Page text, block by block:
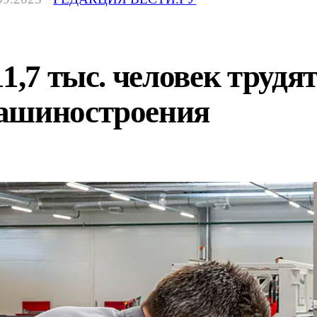
тыс. человек